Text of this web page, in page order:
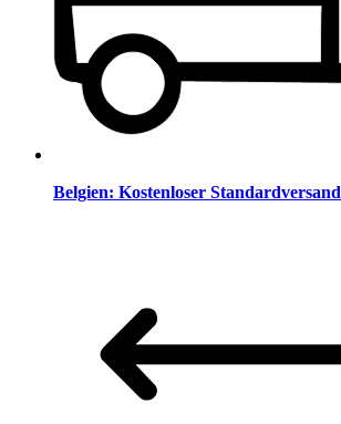
Belgien: Kostenloser Standardversand